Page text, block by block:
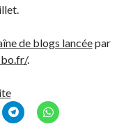
toute personnelle
ma vélorution toute
de blogs lancéepar
.
Ma
chanson
de